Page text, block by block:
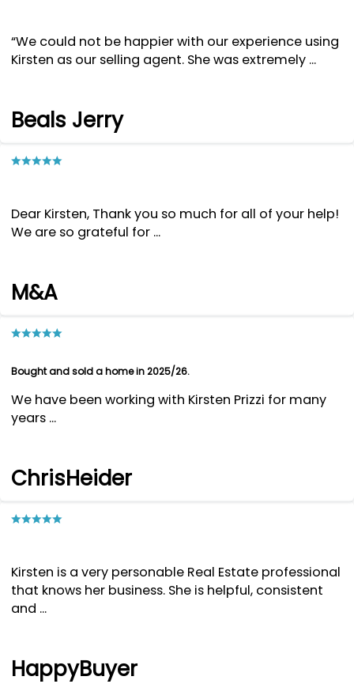
“We could not be happier with our experience using
Kirsten as our selling agent. She was extremely ...
Beals Jerry
Dear Kirsten, Thank you so much for all of your help!
We are so grateful for ...
M&A
Bought and sold a home in 2025/26.
We have been working with Kirsten Prizzi for many
years ...
ChrisHeider
Kirsten is a very personable Real Estate professional
that knows her business. She is helpful, consistent
and ...
HappyBuyer